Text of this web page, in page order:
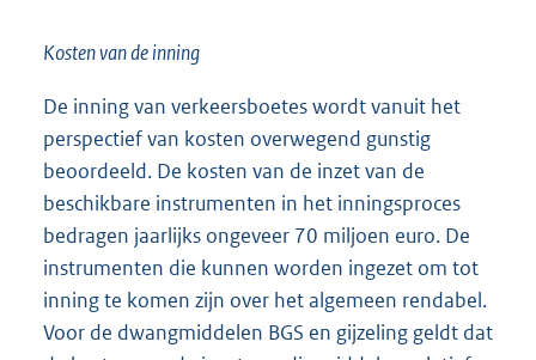
Kosten van de inning
De inning van verkeersboetes wordt vanuit het
perspectief van kosten overwegend gunstig
beoordeeld. De kosten van de inzet van de
beschikbare instrumenten in het inningsproces
bedragen jaarlijks ongeveer 70 miljoen euro. De
instrumenten die kunnen worden ingezet om tot
inning te komen zijn over het algemeen rendabel.
Voor de dwangmiddelen BGS en gijzeling geldt dat